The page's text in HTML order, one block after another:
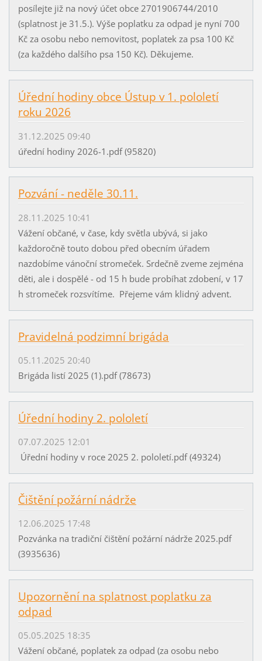
posílejte již na nový účet obce 2701906744/2010
(splatnost je 31.5.). Výše poplatku za odpad je nyní 700
Kč za osobu nebo nemovitost, poplatek za psa 100 Kč
(za každého dalšího psa 150 Kč). Děkujeme.
Úřední hodiny obce Ústup v 1. pololetí
roku 2026
31.12.2025 09:40
úřední hodiny 2026-1.pdf (95820)
Pozvání - neděle 30.11.
28.11.2025 10:41
Vážení občané, v čase, kdy světla ubývá, si jako
každoročně touto dobou před obecním úřadem
nazdobíme vánoční stromeček. Srdečně zveme zejména
děti, ale i dospělé - od 15 h bude probíhat zdobení, v 17
h stromeček rozsvítíme. Přejeme vám klidný advent.
Pravidelná podzimní brigáda
05.11.2025 20:40
Brigáda listí 2025 (1).pdf (78673)
Úřední hodiny 2. pololetí
07.07.2025 12:01
Úřední hodiny v roce 2025 2. pololetí.pdf (49324)
Čištění požární nádrže
12.06.2025 17:48
Pozvánka na tradiční čištění požární nádrže 2025.pdf
(3935636)
Upozornění na splatnost poplatku za
odpad
05.05.2025 18:35
Vážení občané, poplatek za odpad (za osobu nebo